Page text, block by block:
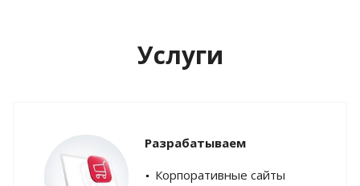
Услуги
Разрабатываем
Корпоративные сайты